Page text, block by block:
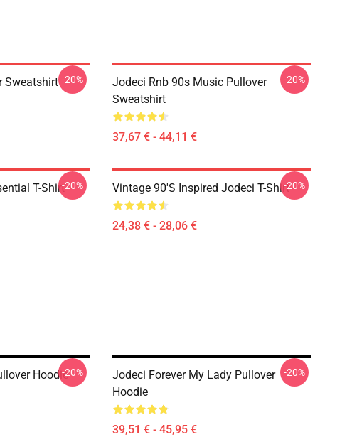
Sweatshirt -20%
Jodeci Rnb 90s Music Pullover
Sweatshirt
37,67 € - 44,11 €
-20%
T-Shirt-20% Vintage 90's Inspired Jodeci T-Shirt
24,38 € - 28,06 €
-20%
Hoodie-20%
Jodeci Forever My Lady Pullover
Hoodie
39,51 € - 45,95 €
-20%